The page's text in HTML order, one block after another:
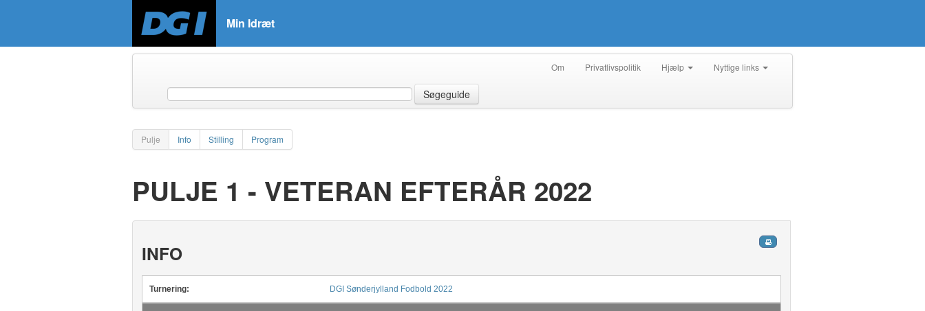
Min Idræt
Om Privatlivspolitik Hjælp Nyttige links
Søgeguide
Pulje Info Stilling Program
PULJE 1 - VETERAN EFTERÅR 2022
INFO
Turnering: DGI Sønderjylland Fodbold 2022